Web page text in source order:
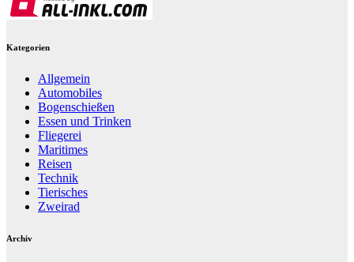
Kategorien
Allgemein
Automobiles
Bogenschießen
Essen und Trinken
Fliegerei
Maritimes
Reisen
Technik
Tierisches
Zweirad
Archiv